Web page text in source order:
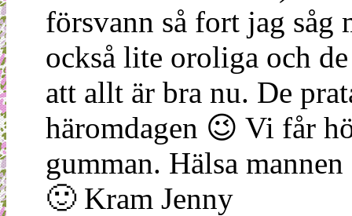
försvann så fort jag såg
också lite oroliga och
att allt är bra nu. De
häromdagen 😉 Vi får
gumman. Hälsa
🙂 Kram Jenny